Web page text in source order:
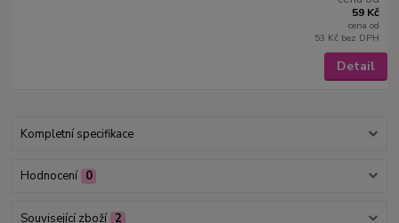
59 Kč
cena od
53 Kč bez DPH
Detail
Kompletní specifikace
Hodnocení 0
Související zboží 2